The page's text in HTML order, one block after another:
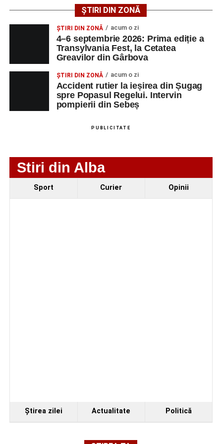
Ultimele știri din Sebeș
Femeie de 66 de ani, transportată în stare gravă la
spital după ce a fost lovită de o motocicletă pe
strada Dorobanți din Sebeș
Accident pe strada Dorobanți din Sebeș: fermeie
de 66 de ani rănită grav, după ce a fost lovită de o
motocicletă
4–6 septembrie 2026: Prima ediție a Transylvania
ȘTIRI DIN ZONĂ
ȘTIRI DIN ZONĂ acum o zi
4–6 septembrie 2026: Prima ediție a
Transylvania Fest, la Cetatea
Greavilor din Gârbova
ȘTIRI DIN ZONĂ acum o zi
Accident rutier la ieșirea din Șugag
spre Popasul Regelui. Intervin
pompierii din Sebeș
PUBLICITATE
Stiri din Alba
Sport Curier Opinii
Ştirea zilei Actualitate Politică